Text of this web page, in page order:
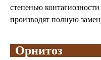
степенью
производят полную
Орнитоз